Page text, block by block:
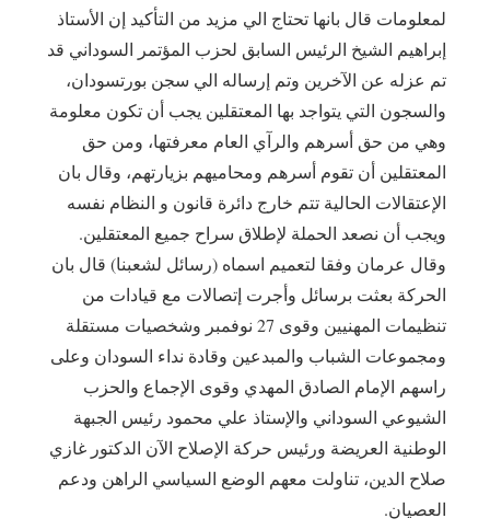
لمعلومات قال بانها تحتاج الي مزيد من التأكيد إن الأستاذ
إبراهيم الشيخ الرئيس السابق لحزب المؤتمر السوداني قد
تم عزله عن الآخرين وتم إرساله الي سجن بورتسودان،
والسجون التي يتواجد بها المعتقلين يجب أن تكون معلومة
وهي من حق أسرهم والرآي العام معرفتها، ومن حق
المعتقلين أن تقوم أسرهم ومحاميهم بزيارتهم، وقال بان
الإعتقالات الحالية تتم خارج دائرة قانون و النظام نفسه
ويجب أن نصعد الحملة لإطلاق سراح جميع المعتقلين.
‎وقال عرمان وفقا لتعميم اسماه (رسائل لشعبنا) قال بان
الحركة بعثت برسائل وأجرت إتصالات مع قيادات من
تنظيمات المهنيين وقوى 27 نوفمبر وشخصيات مستقلة
ومجموعات الشباب والمبدعين وقادة نداء السودان وعلى
راسهم الإمام الصادق المهدي وقوى الإجماع والحزب
الشيوعي السوداني والإستاذ علي محمود رئيس الجبهة
الوطنية العريضة ورئيس حركة الإصلاح الآن الدكتور غازي
صلاح الدين، تناولت معهم الوضع السياسي الراهن ودعم
العصيان.